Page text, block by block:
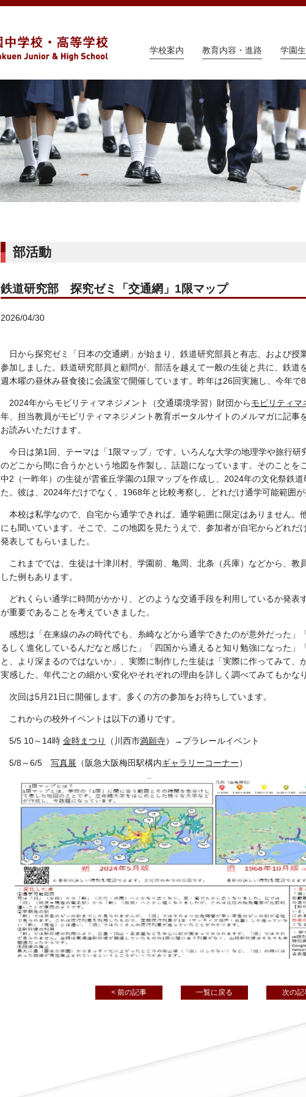
学校案内 教育内容・進路 学園
部活動
鉄道研究部 探究ゼミ「交通網」1限マップ
2026/04/30
日から探究ゼミ「日本の交通網」が始まり、鉄道研究部員と有志、および授
参加しました。鉄道研究部員と顧問が、部活を越えて一般の生徒と共に、鉄道
週木曜の昼休み昼食後に会議室で開催しています。昨年は26回実施し、今年で8
2024年からモビリティマネジメント（交通環境学習）財団からモビリティマ
年、担当教員がモビリティマネジメント教育ポータルサイトのメルマガに記事
お読みいただけます。
今日は第1回、テーマは「1限マップ」です。いろんな大学の地理学や旅行研
のどこから間に合うかという地図を作製し、話題になっています。そのことを
中2（一昨年）の生徒が雲雀丘学園の1限マップを作成し、2024年の文化祭鉄
た。彼は、2024年だけでなく、1968年と比較考察し、どれだけ通学可能範囲が
本校は私学なので、自宅から通学できれば、通学範囲に限定はありません。
にも聞いています。そこで、この地図を見たうえで、参加者が自宅からどれだ
発表してもらいました。
これまででは、生徒は十津川村、学園前、亀岡、北条（兵庫）などから、教
した例もあります。
どれくらい通学に時間がかかり、どのような交通手段を利用しているか発表
が重要であることを考えていきました。
感想は「在来線のみの時代でも、糸崎などから通学できたのが意外だった」
るしく進化しているんだなと感じた」「四国から通えると知り勉強になった」
と、より深まるのではないか」、実際に制作した生徒は「実際に作ってみて、
実感した。年代ごとの細かい変化やそれぞれの理由を詳しく調べてみてもかな
次回は5月21日に開催します。多くの方の参加をお待ちしています。
これからの校外イベントは以下の通りです。
5/5 10～14時 金時まつり （川西市満願寺）→プラレールイベント
5/8～6/5 写真展 （阪急大阪梅田駅構内ギャラリーコーナー）
< 前の記事 一覧に戻る 次の記